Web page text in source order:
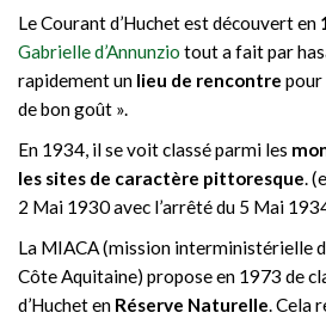
Le Courant d’Huchet est découvert en
Gabrielle d’Annunzio tout a fait par
rapidement un lieu de rencontre pour
de bon goût ».
En 1934, il se voit classé parmi les
les sites de caractère pittoresque.
2 Mai 1930 avec l’arrêté du 5 Mai
La MIACA (mission interministérielle
Côte Aquitaine) propose en 1973 de
d’Huchet en Réserve Naturelle. Cela